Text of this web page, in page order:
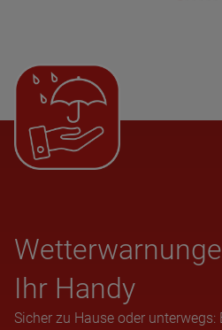
Ihr Handy
Sicher zu Hause oder